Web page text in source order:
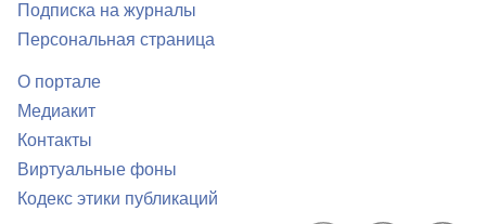
Подписка на журналы
Персональная страница
О портале
Медиакит
Контакты
Виртуальные фоны
Кодекс этики публикаций